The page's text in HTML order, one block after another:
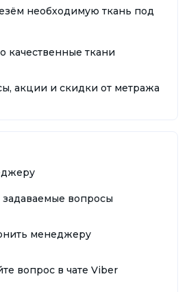
необходимую ткань под
качественные ткани
акции и скидки от метража
задаваемые вопросы
менеджеру
вопрос в чате Viber